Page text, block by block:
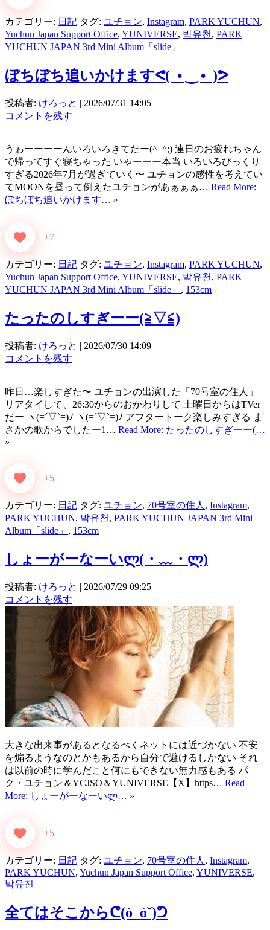
カテゴリー: 日記 タグ: ユチョン, Instagram, PARK YUCHUN,
Yuchun Japan Support Office, YUNIVERSE, 박유천, PARK
YUCHUN JAPAN 3rd Mini Album「slide」
ぼちぼち追いかけますᕙ⁠(⁠ ⁠ ⁠•⁠ ⁠‿⁠ ⁠•⁠ ⁠ ⁠)⁠ᕗ
投稿者: けろっと | 2026/07/31 14:05
コメントを残す
うゎーーーーんいろいろきてたー(^_^;) 連日のお疲れちゃん
で帰ってすぐ寝ちゃった いゃーーー本当 いろいろびっくり
すぎる2026年7月が過ぎていく〜 ユチョンの感性を考えてい
てMOONを昼って例えたユチョンがあぁぁぁ… Read More:
ぼちぼち追いかけます… »
+7
カテゴリー: 日記 タグ: ユチョン, Instagram, PARK YUCHUN,
Yuchun Japan Support Office, YUNIVERSE, 박유천 , PARK
YUCHUN JAPAN 3rd Mini Album「slide」 , 153cm
たったのしすぎーー(⁠≧⁠▽⁠≦⁠)
投稿者: けろっと | 2026/07/30 14:09
コメントを残す
昨日…楽しすぎた〜 ユチョンの出演した「70号室の住人」
リアタイして、26:30からのおかわりして 土曜日からはTVer
だー ヽ(=´▽`=)ﾉ ヽ(=´▽`=)ﾉ アフタートーク楽しみすぎる ま
さかの歌からでしたー1… Read More: たったのしすぎーー(…
»
+5
カテゴリー: 日記 タグ: ユチョン, 70号室の住人 , Instagram,
PARK YUCHUN, 박유천 , PARK YUCHUN JAPAN 3rd Mini
Album「slide」 , 153cm
しょーがーなーいლ⁠(⁠・⁠﹏⁠・⁠ლ⁠)
投稿者: けろっと | 2026/07/29 09:25
コメントを残す
大きな出来事があるとなるべくネットには近づかない 不安
を煽るようなのとかもあるから自分で避けるしかない それ
は以前の時に学んだこと何にもできない無力感もある パ
ク・ユチョン＆YCJSO＆YUNIVERSE【X】https… Read
More: しょーがーなーいლ⁠… »
+5
カテゴリー: 日記 タグ: ユチョン, 70号室の住人 , Instagram,
PARK YUCHUN, Yuchun Japan Support Office, YUNIVERSE,
박유천
全てはそこからᕦ⁠(⁠ò⁠_⁠ó⁠ˇ⁠)⁠ᕤ